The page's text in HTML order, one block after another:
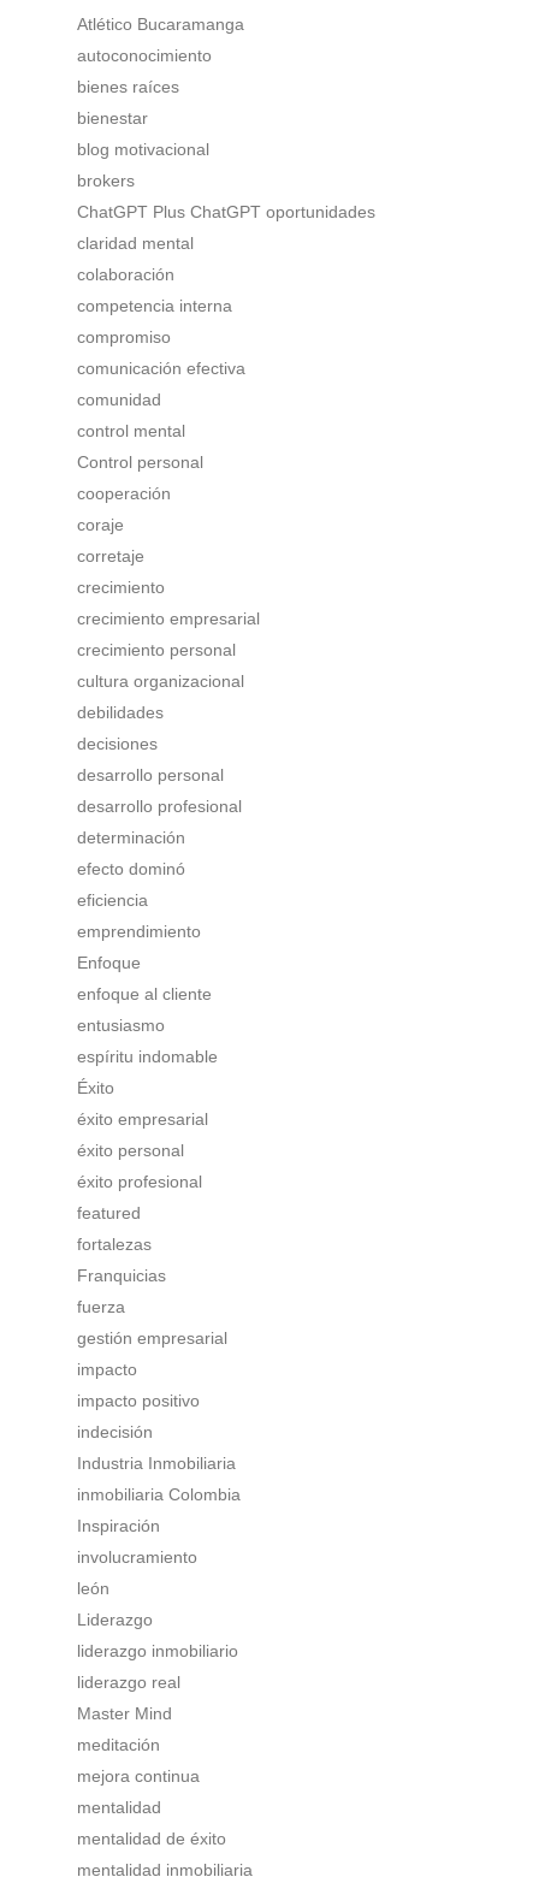
Atlético Bucaramanga
autoconocimiento
bienes raíces
bienestar
blog motivacional
brokers
ChatGPT Plus ChatGPT oportunidades
claridad mental
colaboración
competencia interna
compromiso
comunicación efectiva
comunidad
control mental
Control personal
cooperación
coraje
corretaje
crecimiento
crecimiento empresarial
crecimiento personal
cultura organizacional
debilidades
decisiones
desarrollo personal
desarrollo profesional
determinación
efecto dominó
eficiencia
emprendimiento
Enfoque
enfoque al cliente
entusiasmo
espíritu indomable
Éxito
éxito empresarial
éxito personal
éxito profesional
featured
fortalezas
Franquicias
fuerza
gestión empresarial
impacto
impacto positivo
indecisión
Industria Inmobiliaria
inmobiliaria Colombia
Inspiración
involucramiento
león
Liderazgo
liderazgo inmobiliario
liderazgo real
Master Mind
meditación
mejora continua
mentalidad
mentalidad de éxito
mentalidad inmobiliaria